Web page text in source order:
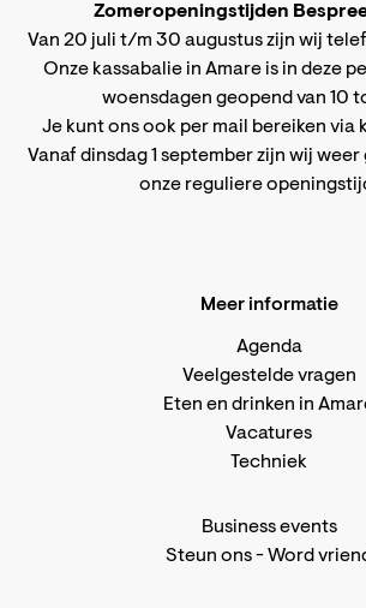
Zomeropeningstijden
Van 20 juli t/m 30 augustus zijn wij
Onze kassabalie in Amare is in deze
woensdagen geopend van 10
Je kunt ons ook per mail bereiken via
Vanaf dinsdag 1 september zijn wij
onze reguliere
Meer informatie
Agenda
Veelgestelde vragen
Eten en drinken in
Vacatures
Techniek
Business events
Steun ons-Word